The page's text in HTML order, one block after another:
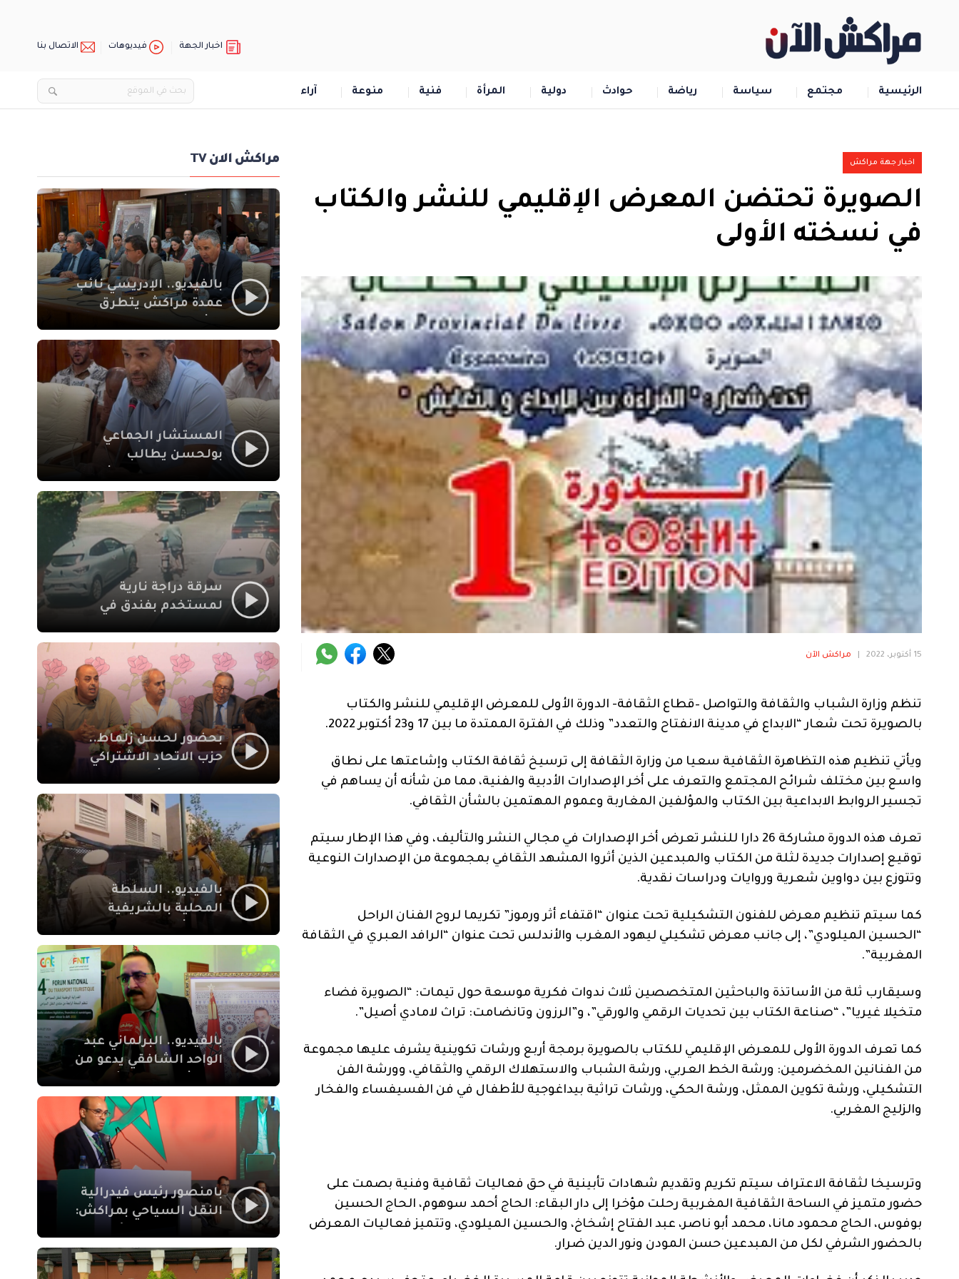
اخبار الجهة فيديوهات الاتصال بنا
الرئيسية مجتمع سياسة رياضة حوادث دولية المرأة فنية منوعة آراء
اخبار جهة مراكش
الصويرة تحتضن المعرض الإقليمي للنشر والكتاب
في نسخته الأولى
15 أكتوبر، 2022 مراكش الآن
تنظم وزارة الشباب والثقافة والتواصل –قطاع الثقافة- الدورة الأولى للمعرض الإقليمي للنشر والكتاب
بالصويرة تحت شعار “الابداع في مدينة الانفتاح والتعدد” وذلك في الفترة الممتدة ما بين 17 و23 أكتوبر 2022.
ويأتي تنظيم هذه التظاهرة الثقافية سعيا من وزارة الثقافة إلى ترسيخ ثقافة الكتاب وإشاعتها على نطاق
واسع بين مختلف شرائح المجتمع والتعرف على أخر الإصدارات الأدبية والفنية، مما من شأنه أن يساهم في
تجسير الروابط الابداعية بين الكتاب والمؤلفين المغاربة وعموم المهتمين بالشأن الثقافي.
تعرف هذه الدورة مشاركة 26 دارا للنشر تعرض أخر الإصدارات في مجالي النشر والتأليف، وفي هذا الإطار سيتم
توقيع إصدارات جديدة لثلة من الكتاب والمبدعين الذين أثروا المشهد الثقافي بمجموعة من الإصدارات النوعية
وتتوزع بين دواوين شعرية وروايات ودراسات نقدية.
كما سيتم تنظيم معرض للفنون التشكيلية تحت عنوان “اقتفاء أثر ورموز” تكريما لروح الفنان الراحل
“الحسين الميلودي”، إلى جانب معرض تشكيلي ليهود المغرب والأندلس تحت عنوان “الرافد العبري في الثقافة
المغربية”.
وسيقارب ثلة من الأساتذة والباحثين المتخصصين ثلاث ندوات فكرية موسعة حول تيمات: “الصويرة فضاء
متخيلا غيريا”، “صناعة الكتاب بين تحديات الرقمي والورقي”، و”الرزون وتانضامت: تراث لامادي أصيل”.
كما تعرف الدورة الأولى للمعرض الإقليمي للكتاب بالصويرة برمجة أربع ورشات تكوينية يشرف عليها مجموعة
من الفنانين المخضرمين: ورشة الخط العربي، ورشة الشباب والاستهلاك الرقمي والثقافي، وورشة الفن
التشكيلي، ورشة تكوين الممثل، ورشة الحكي، ورشات تراثية بيداغوجية للأطفال في فن الفسيفساء والفخار
والزليج المغربي.
وترسيخا لثقافة الاعتراف سيتم تكريم وتقديم شهادات تأبينية في حق فعاليات ثقافية وفنية بصمت على
حضور متميز في الساحة الثقافية المغربية رحلت مؤخرا إلى دار البقاء: الحاج أحمد سوهوم، الحاج الحسين
بوفوس، الحاج محمود مانا، محمد أبو ناصر، عبد الفتاح إشخاخ، والحسين الميلودي، وتتميز فعاليات المعرض
بالحضور الشرفي لكل من المبدعين حسن المودن ونور الدين ضرار.
مراكش الان TV
بالفيديو.. الإدريسي نائب
عمدة مراكش يتطرق
الاجتماعي في نقل
المحطة الطرقية إلى
العزوزية
المستشار الجماعي
بولحسن يطالب
أشغال شارع علال
الفاسي بمراكش
سرقة دراجة نارية
لمستخدم بفندق في
بمراكش
بحضور لحسن زلماط..
حزب الاتحاد الاشتراكي
مقراً بمقاطعة سيدي
يوسف بن علي مراكش
بالفيديو.. السلطة
المحلية بالشريفية
بنايات غير قانونية بإقامة
الإيمان
بالفيديو.. البرلماني عبد
الواحد الشافقي يدعو من
النقل السياحي لمواكبة
بامنصور رئيس فيدرالية
النقل السياحي بمراكش:
والاصلاح التشريعي
ركيزتان أساسيتان لكسب